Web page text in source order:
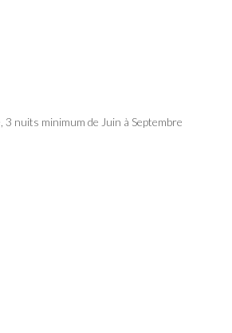
nuits minimum de Juin à Septembre